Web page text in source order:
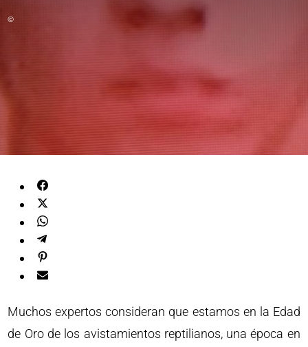
©
Muchos expertos consideran que estamos en la Edad
de Oro de los avistamientos reptilianos, una época en